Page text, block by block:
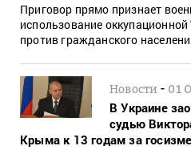
Приговор прямо признает
использование
против гражданского
Новости - 01
В Украине
судью
Крыма к 13 годам за